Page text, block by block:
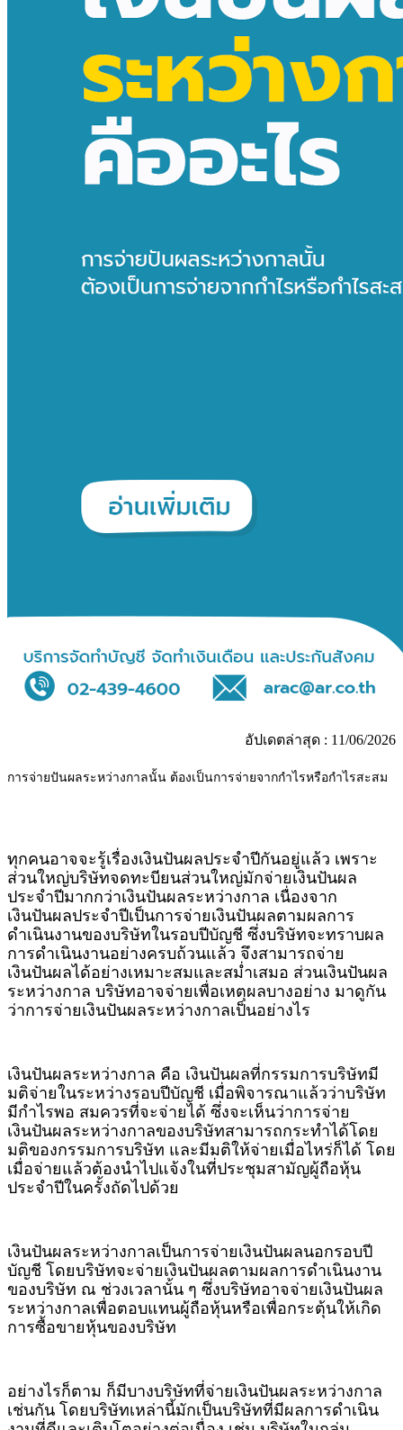
อัปเดตล่าสุด : 11/06/2026
การจ่ายปันผลระหว่างกาลนั้น ต้องเป็นการจ่ายจากกำไรหรือกำไรสะสม
ทุกคนอาจจะรู้เรื่องเงินปันผลประจำปีกันอยู่แล้ว เพราะ
ส่วนใหญ่บริษัทจดทะบียนส่วนใหญ่มักจ่ายเงินปันผล
ประจำปีมากกว่าเงินปันผลระหว่างกาล เนื่องจาก
เงินปันผลประจำปีเป็นการจ่ายเงินปันผลตามผลการ
ดำเนินงานของบริษัทในรอบปีบัญชี ซึ่งบริษัทจะทราบผล
การดำเนินงานอย่างครบถ้วนแล้ว จึงสามารถจ่าย
เงินปันผลได้อย่างเหมาะสมและสม่ำเสมอ ส่วนเงินปันผล
ระหว่างกาล บริษัทอาจจ่ายเพื่อเหตุผลบางอย่าง มาดูกัน
ว่าการจ่ายเงินปันผลระหว่างกาลเป็นอย่างไร
เงินปันผลระหว่างกาล คือ เงินปันผลที่กรรมการบริษัทมี
มติจ่ายในระหว่างรอบปีบัญชี เมื่อพิจารณาแล้วว่าบริษัท
มีกำไรพอ สมควรที่จะจ่ายได้ ซึ่งจะเห็นว่าการจ่าย
เงินปันผลระหว่างกาลของบริษัทสามารถกระทำได้โดย
มติของกรรมการบริษัท และมีมติให้จ่ายเมื่อไหร่ก็ได้ โดย
เมื่อจ่ายแล้วต้องนำไปแจ้งในที่ประชุมสามัญผู้ถือหุ้น
ประจำปีในครั้งถัดไปด้วย
เงินปันผลระหว่างกาลเป็นการจ่ายเงินปันผลนอกรอบปี
บัญชี โดยบริษัทจะจ่ายเงินปันผลตามผลการดำเนินงาน
ของบริษัท ณ ช่วงเวลานั้น ๆ ซึ่งบริษัทอาจจ่ายเงินปันผล
ระหว่างกาลเพื่อตอบแทนผู้ถือหุ้นหรือเพื่อกระตุ้นให้เกิด
การซื้อขายหุ้นของบริษัท
อย่างไรก็ตาม ก็มีบางบริษัทที่จ่ายเงินปันผลระหว่างกาล
เช่นกัน โดยบริษัทเหล่านี้มักเป็นบริษัทที่มีผลการดำเนิน